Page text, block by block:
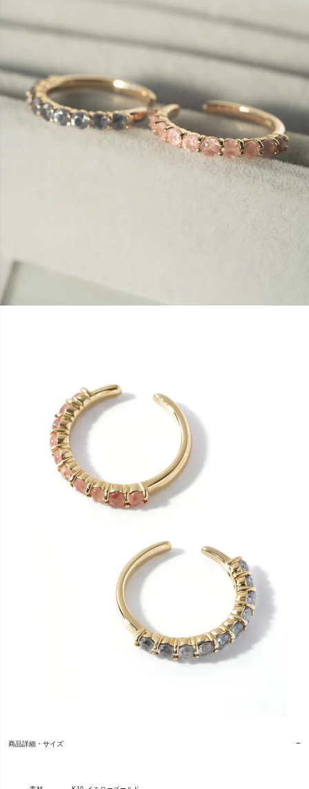
商品詳細・サイズ